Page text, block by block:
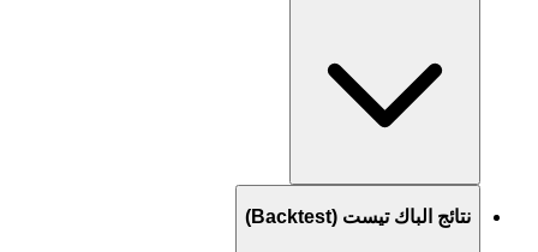
نتائج الباك تيست (Backtest)